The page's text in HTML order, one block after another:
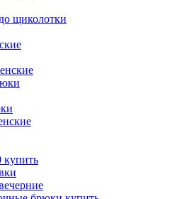
щиколотки
купить